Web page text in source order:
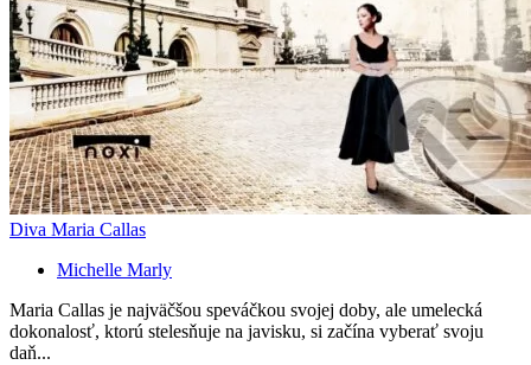
Diva Maria Callas
Michelle Marly
Maria Callas je najväčšou speváčkou svojej doby, ale umelecká
dokonalosť, ktorú stelesňuje na javisku, si začína vyberať svoju
daň...